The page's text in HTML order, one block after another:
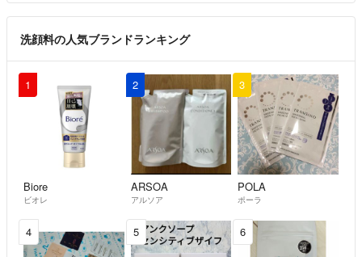
洗顔料の人気ブランドランキング
1
Biore
ビオレ
2
ARSOA
アルソア
3
POLA
ポーラ
4 5 6